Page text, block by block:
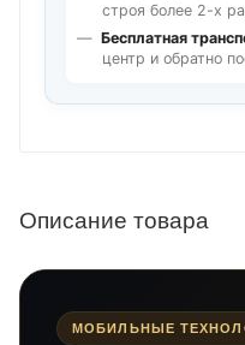
строя более 2-х
Бесплатная
центр и обратно
Описание товара
МОБИЛЬНЫЕ